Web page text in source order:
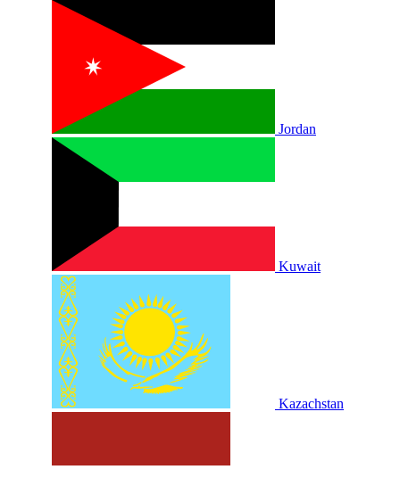
Jordan
Kuwait
Kazachstan